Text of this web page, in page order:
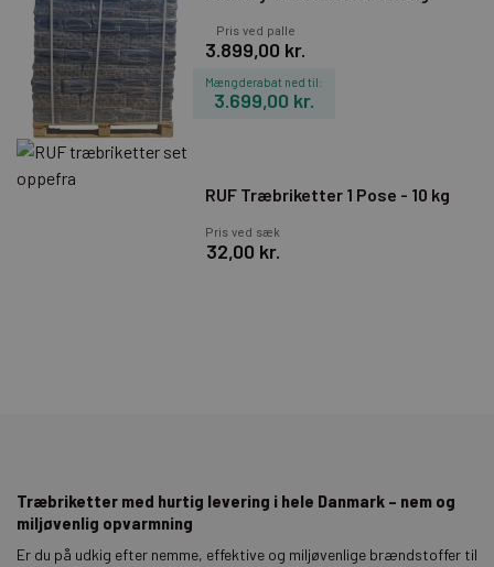
Pris ved palle
3.899,00 kr.
Mængderabat ned til:
3.699,00 kr.
RUF Træbriketter 1 Pose - 10 kg
Pris ved sæk
32,00 kr.
Træbriketter med hurtig levering i hele Danmark – nem og
miljøvenlig opvarmning
Er du på udkig efter nemme, effektive og miljøvenlige brændstoffer til